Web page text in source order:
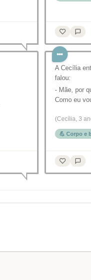
A Cecília
falou:
- Mãe, por
Como eu
(Cecília, 3
💪 Corpo e